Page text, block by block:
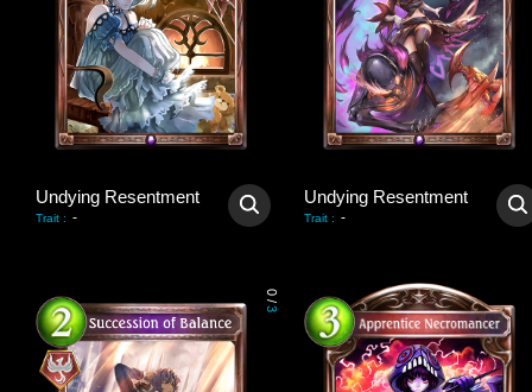
Undying Resentment
Trait : -
Undying Resentment
Trait : -
0
/
3